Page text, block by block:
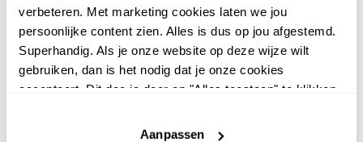
verbeteren. Met marketing cookies laten we jou
persoonlijke content zien. Alles is dus op jou afgestemd.
Superhandig. Als je onze website op deze wijze wilt
gebruiken, dan is het nodig dat je onze cookies
accepteert. Dit doe je door op "Alles toestaan" te klikken.
website niet optimaal functioneert.
Aanpassen